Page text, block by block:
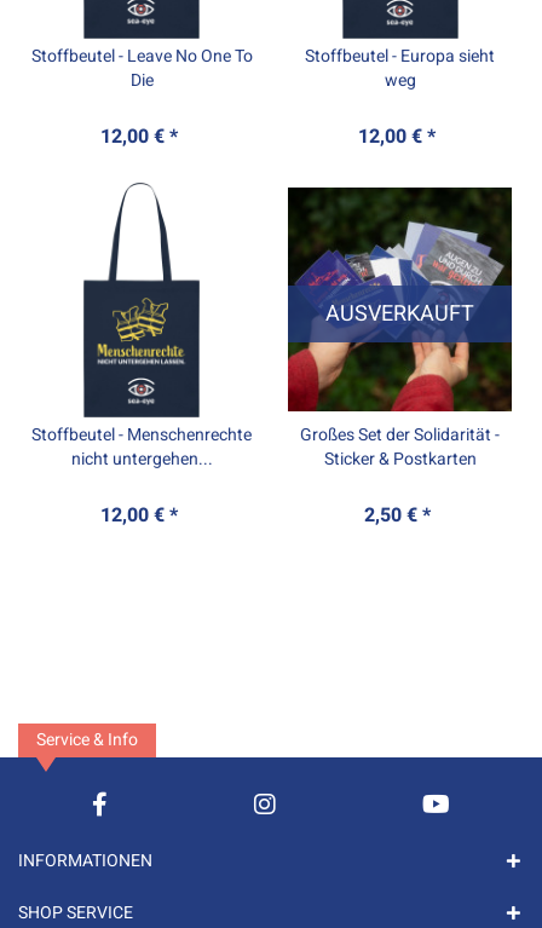
Stoffbeutel - Leave No One To
Die
12,00 € *
Stoffbeutel - Europa sieht
weg
12,00 € *
Stoffbeutel - Menschenrechte
nicht untergehen...
12,00 € *
AUSVERKAUFT
Großes Set der Solidarität -
Sticker & Postkarten
2,50 € *
Service & Info
INFORMATIONEN
SHOP SERVICE